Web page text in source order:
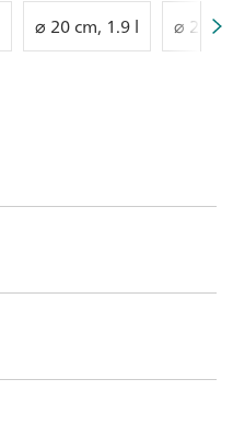
⌀ 20 cm, 1.9 l ⌀ 22